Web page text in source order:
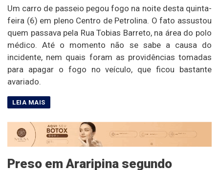
Um carro de passeio pegou fogo na noite desta quinta-
feira (6) em pleno Centro de Petrolina. O fato assustou
quem passava pela Rua Tobias Barreto, na área do polo
médico. Até o momento não se sabe a causa do
incidente, nem quais foram as providências tomadas
para apagar o fogo no veículo, que ficou bastante
avariado.
Preso em Araripina segundo